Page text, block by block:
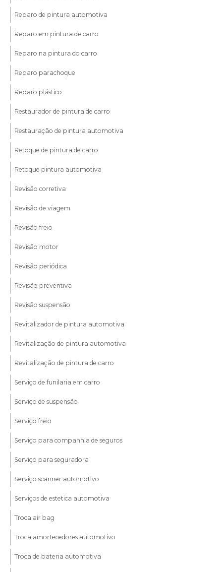
Reparo de pintura automotiva
Reparo em pintura de carro
Reparo na pintura do carro
Reparo parachoque
Reparo plástico
Restaurador de pintura de carro
Restauração de pintura automotiva
Retoque de pintura de carro
Retoque pintura automotiva
Revisão corretiva
Revisão de viagem
Revisão freio
Revisão motor
Revisão periódica
Revisão preventiva
Revisão suspensão
Revitalizador de pintura automotiva
Revitalização de pintura automotiva
Revitalização de pintura de carro
Serviço de funilaria em carro
Serviço de suspensão
Serviço freio
Serviço para companhia de seguros
Serviço para seguradora
Serviço scanner automotivo
Serviços de estetica automotiva
Troca air bag
Troca amortecedores automotivo
Troca de bateria automotiva